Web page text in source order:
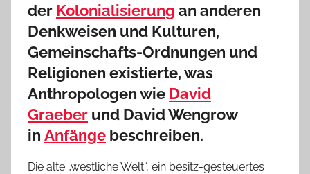
der Kolonialisierung an anderen
Denkweisen und Kulturen,
Gemeinschafts-Ordnungen und
Religionen existierte, was
Anthropologen wie David
Graeber und David Wengrow
in Anfänge beschreiben.
Die alte „westliche Welt“, ein besitz-gesteuertes